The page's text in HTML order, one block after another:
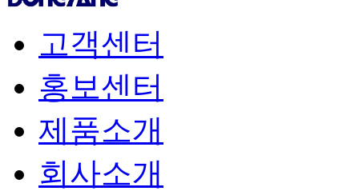
고객센터
홍보센터
제품소개
회사소개